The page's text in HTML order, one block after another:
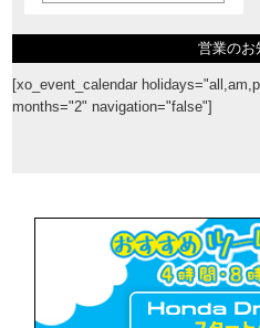
営業のお
[xo_event_calendar
months="2" navigation="false"]